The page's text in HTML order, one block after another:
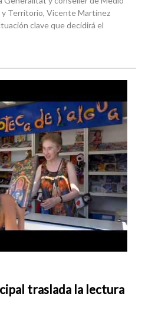
Territorio, Vicente Martínez
clave que decidirá el
traslada la lectura